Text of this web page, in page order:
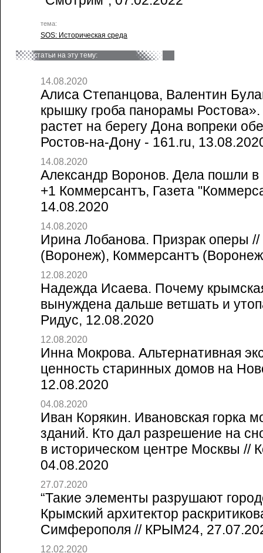
тема:
SOS: Историческая среда
статьи на эту тему:
14.08.2020
Алиса Степанцова, Валентин
крышку гроба панорамы
растет на берегу Дона вопреки
Ростов-на-Дону - 161.ru,
14.08.2020
Александр Воронов. Дела пошли в
+1 Коммерсантъ, Газета
14.08.2020
14.08.2020
Ирина Лобанова. Призрак оперы
(Воронеж), Коммерсантъ
12.08.2020
Надежда Исаева. Почему
вынуждена дальше ветшать и
Ридус, 12.08.2020
12.08.2020
Инна Мокрова. Альтернативная
ценность старинных домов на
12.08.2020
04.08.2020
Иван Корякин. Ивановская горка
зданий. Кто дал разрешение на
в историческом центре Москвы //
04.08.2020
27.07.2020
“Такие элементы разрушают
Крымский архитектор
Симферополя // КРЫМ24,
12.02.2020